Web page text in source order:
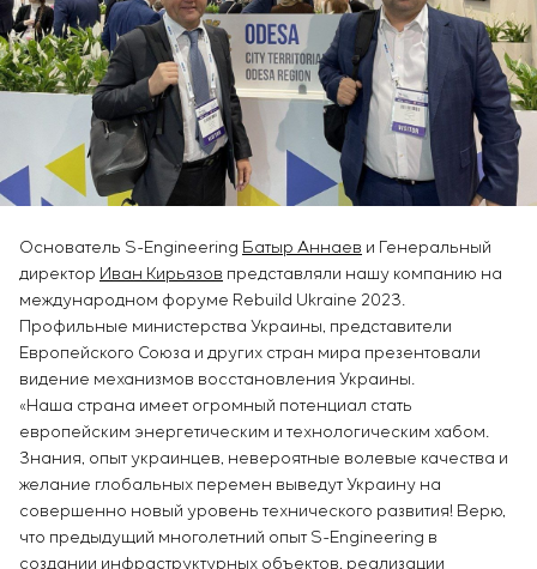
заказчика
Сервисное обслуживание
Управление проектами
Аутсорсинг
Консалтинговые услуги
Индивидуальная разработка и испытания
щитового оборудования
управления
Разработка специальных алгоритмов
Разработка систем управления
Энергоаудит
Инфраструктура
Химическая промышленность
Цементная промышленность
Вакансии
Стажировка
Ветеранам
КОНТАКТЫ
Основатель S-Engineering Батыр Аннаев и Генеральный
директор Иван Кирьязов представляли нашу компанию на
международном форуме Rebuild Ukraine 2023.
Профильные министерства Украины, представители
Европейского Союза и других стран мира презентовали
видение механизмов восстановления Украины.
«Наша страна имеет огромный потенциал стать
европейским энергетическим и технологическим хабом.
Знания, опыт украинцев, невероятные волевые качества и
желание глобальных перемен выведут Украину на
совершенно новый уровень технического развития! Верю,
что предыдущий многолетний опыт S-Engineering в
создании инфраструктурных объектов, реализации